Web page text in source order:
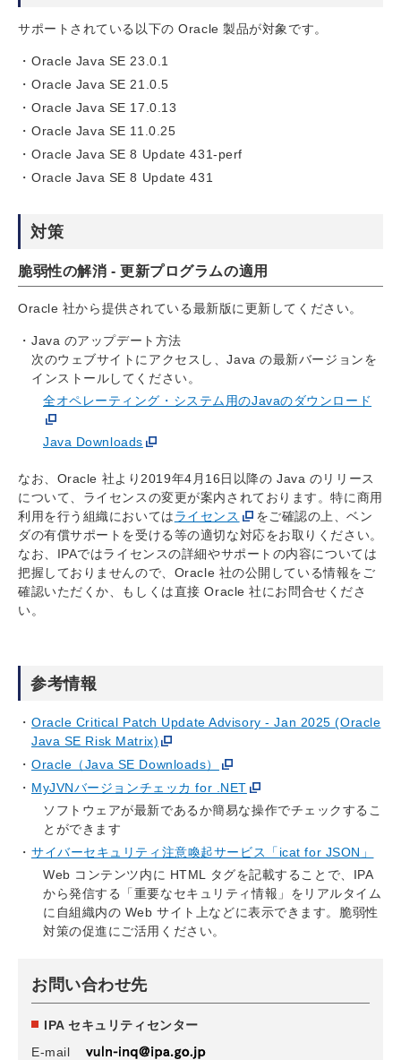
サポートされている以下の Oracle 製品が対象です。
Oracle Java SE 23.0.1
Oracle Java SE 21.0.5
Oracle Java SE 17.0.13
Oracle Java SE 11.0.25
Oracle Java SE 8 Update 431-perf
Oracle Java SE 8 Update 431
対策
脆弱性の解消 - 更新プログラムの適用
Oracle 社から提供されている最新版に更新してください。
Java のアップデート方法
次のウェブサイトにアクセスし、Java の最新バージョンを
インストールしてください。
全オペレーティング・システム用のJavaのダウンロード
Java Downloads
なお、Oracle 社より2019年4月16日以降の Java のリリース
について、ライセンスの変更が案内されております。特に商用
利用を行う組織においてはライセンス
をご確認の上、ベン
ダの有償サポートを受ける等の適切な対応をお取りください。
なお、IPAではライセンスの詳細やサポートの内容については
把握しておりませんので、Oracle 社の公開している情報をご
確認いただくか、もしくは直接 Oracle 社にお問合せくださ
い。
参考情報
Oracle Critical Patch Update Advisory - Jan 2025 (Oracle
Java SE Risk Matrix)
Oracle（Java SE Downloads）
MyJVNバージョンチェッカ for .NET
ソフトウェアが最新であるか簡易な操作でチェックするこ
とができます
サイバーセキュリティ注意喚起サービス「icat for JSON」
Web コンテンツ内に HTML タグを記載することで、IPA
から発信する「重要なセキュリティ情報」をリアルタイム
に自組織内の Web サイト上などに表示できます。脆弱性
対策の促進にご活用ください。
お問い合わせ先
IPA セキュリティセンター
E-mail